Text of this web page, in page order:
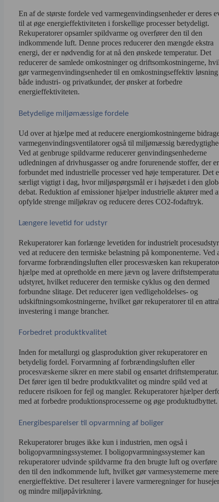
En af de største fordele ved varmegenvindingsenheder er deres
til at øge energieffektiviteten i forskellige processer betydeligt.
Rekuperatorer opsamler spildvarme og overfører den til den
indkommende luft. Denne proces reducerer den mængde ekstra
energi, der er nødvendig for at nå den ønskede temperatur. Det
reducerer de samlede omkostninger og driftsomkostningerne,
gør varmegenvindingsenheder til en omkostningseffektiv
både industri- og privatkunder, der ønsker at forbedre
energieffektiviteten.
Betydelige miljømæssige fordele
Ud over at hjælpe med at reducere energiomkostningerne
varmegenvindingsventilatorer også til miljømæssig
Ved at genbruge spildvarme reducerer genvindingsenhederne
udledningen af drivhusgasser og andre forurenende stoffer, der er
forbundet med industrielle processer ved høje temperaturer. Det
særligt vigtigt i dag, hvor miljøspørgsmål er i højsædet i den
debat. Reduktion af emissioner hjælper industrielle aktører med
opfylde strenge miljøkrav og reducere deres CO2-fodaftryk.
Længere levetid for udstyr
Rekuperatorer kan forlænge levetiden for industrielt procesudstyr
ved at reducere den termiske belastning på komponenterne. Ved
forvarme forbrændingsluften eller procesvæsken kan
hjælpe med at opretholde en mere jævn og lavere
udstyret, hvilket reducerer den termiske cyklus og den dermed
forbundne slitage. Det reducerer igen vedligeholdelses- og
udskiftningsomkostningerne, hvilket gør rekuperatorer til en
investering i mange brancher.
Forbedret produktkvalitet
Inden for metallurgi og glasproduktion giver rekuperatorer en
betydelig fordel. Forvarmning af forbrændingsluften eller
procesvæskerne sikrer en mere stabil og ensartet driftstemperatur.
Det fører igen til bedre produktkvalitet og mindre spild ved at
reducere risikoen for fejl og mangler. Rekuperatorer hjælper
med at forbedre produktionsprocesserne og øge produktudbyttet.
Energibesparelser til opvarmning af boliger
Rekuperatorer bruges ikke kun i industrien, men også i
boligopvarmningssystemer. I boligopvarmningssystemer kan
rekuperatorer udvinde spildvarme fra den brugte luft og overføre
den til den indkommende luft, hvilket gør varmesystemerne mere
energieffektive. Det resulterer i lavere varmeregninger for
og mindre miljøpåvirkning.